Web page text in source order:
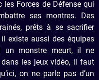
Forces de Défense qui
ses montres. Des
prêts à se sacrifier
existe aussi des équipes
un monstre meurt, il ne
les jeux vidéo, il faut
on ne parle pas d’un